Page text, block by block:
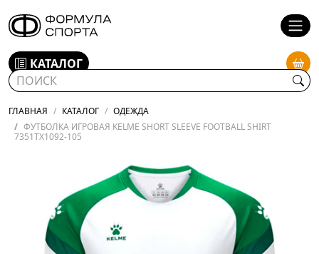
КАТАЛОГ
ГЛАВНАЯ КАТАЛОГ
ОДЕЖДА
ФУТБОЛКА ИГРОВАЯ KELME SHORT SLEEVE FOOTBALL SHIRT
7351TX1092-105